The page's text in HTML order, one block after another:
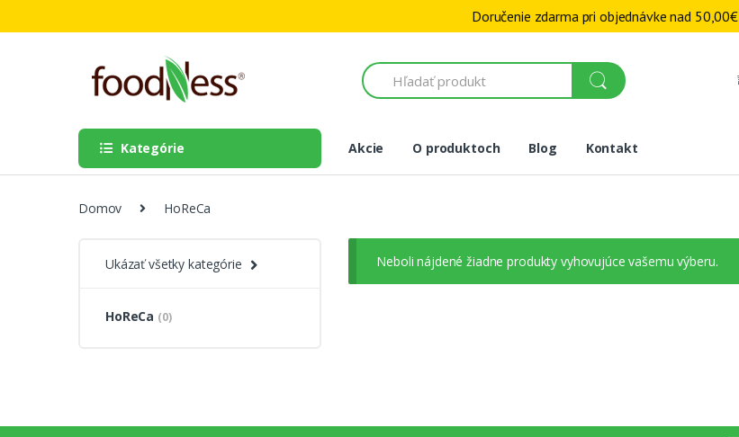
S
e
a
h
Kategórie Akcie O produktoch Blog Kontakt
Domov HoReCa
Neboli nájdené žiadne produkty vyhovujúce vašemu výberu.
Ukázať všetky kategórie
HoReCa (0)
Doručenie zdarma pri objednávke nad 50,00€